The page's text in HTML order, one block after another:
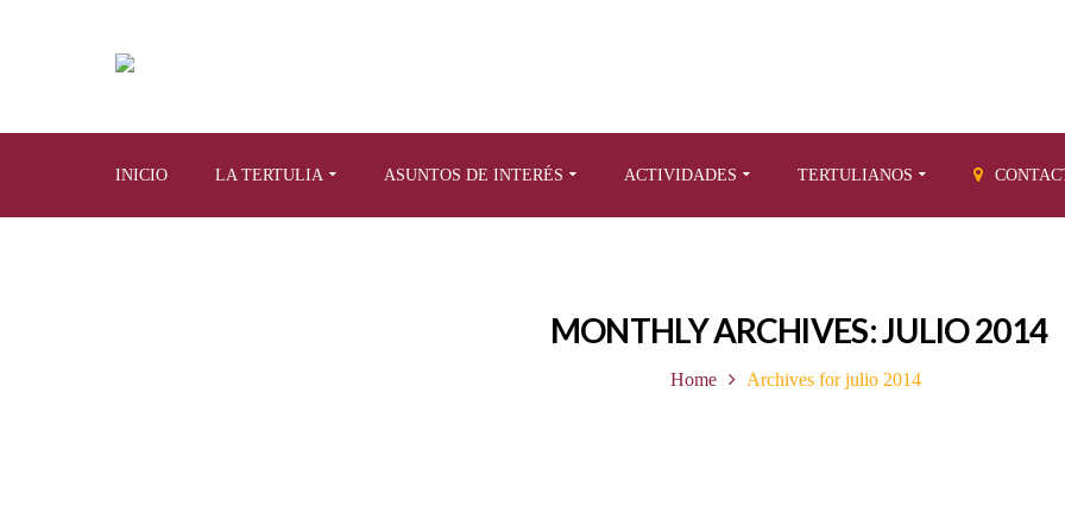
INICIO LA TERTULIA ASUNTOS DE INTERÉS ACTIVIDADES TERTULIANOS
MONTHLY ARCHIVES: JULIO 2014
Home Archives for julio 2014